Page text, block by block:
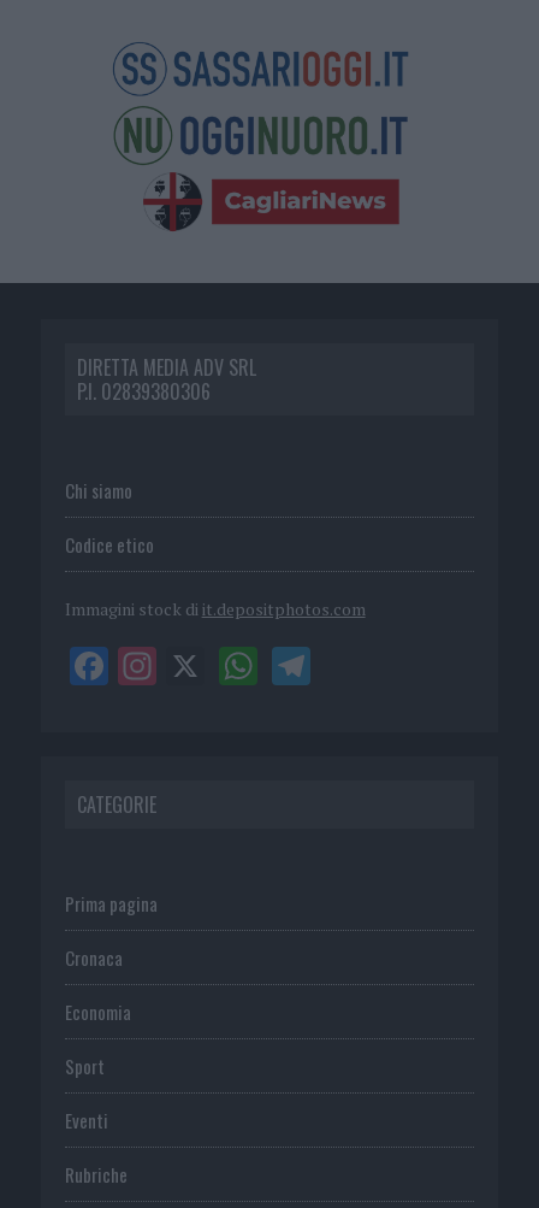
DIRETTA MEDIA ADV SRL
P.I. 02839380306
Chi siamo
Codice etico
Immagini stock di it.depositphotos.com
CATEGORIE
Prima pagina
Cronaca
Economia
Sport
Eventi
Rubriche